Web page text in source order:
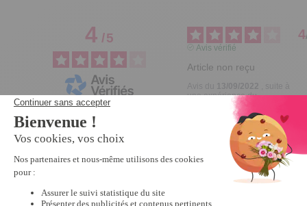
4/5
Basé sur1 avis soumis à un
contrôle
Voir tous les avis sur ce site
étoiles
4étoiles
étoiles
4
Avis vérifié
Article non reçu
13/09/2022
une expérience du
par
Signaler
Réponse de
tempsl.fr
Bonjour ,